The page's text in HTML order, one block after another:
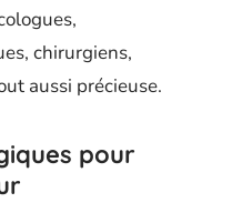
chirurgiens,
aussi précieuse.
pour